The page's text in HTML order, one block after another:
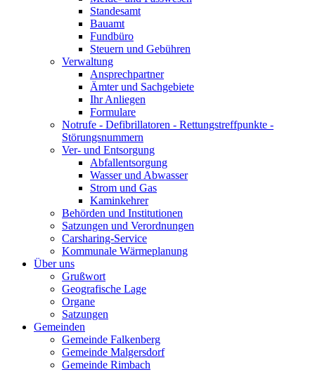
Standesamt
Bauamt
Fundbüro
Steuern und Gebühren
Verwaltung
Ansprechpartner
Ämter und Sachgebiete
Ihr Anliegen
Formulare
Notrufe - Defibrillatoren - Rettungstreffpunkte -
Störungsnummern
Ver- und Entsorgung
Abfallentsorgung
Wasser und Abwasser
Strom und Gas
Kaminkehrer
Behörden und Institutionen
Satzungen und Verordnungen
Carsharing-Service
Kommunale Wärmeplanung
Über uns
Grußwort
Geografische Lage
Organe
Satzungen
Gemeinden
Gemeinde Falkenberg
Gemeinde Malgersdorf
Gemeinde Rimbach